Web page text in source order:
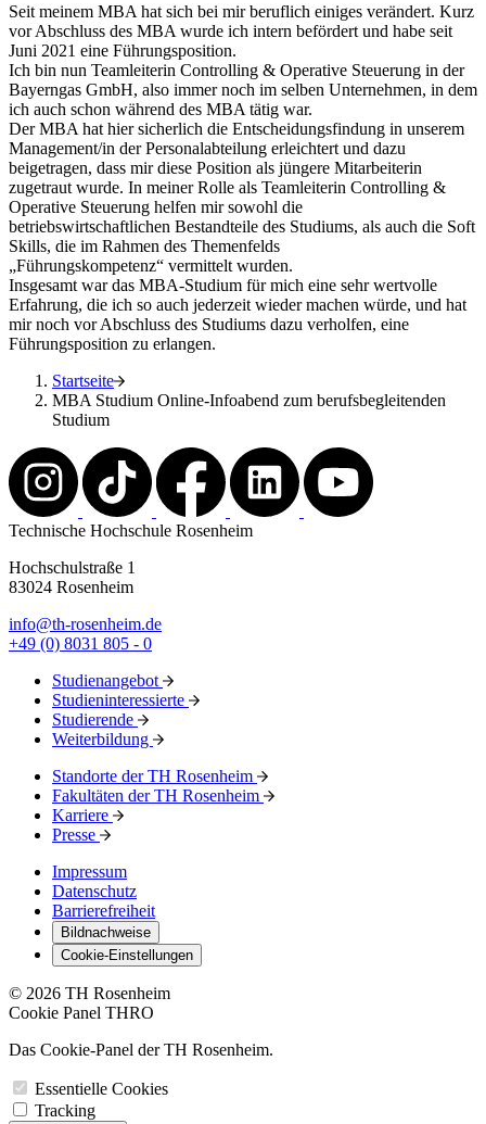
Seit meinem MBA hat sich bei mir beruflich einiges verändert. Kurz
vor Abschluss des MBA wurde ich intern befördert und habe seit
Juni 2021 eine Führungsposition.
Ich bin nun Teamleiterin Controlling & Operative Steuerung in der
Bayerngas GmbH, also immer noch im selben Unternehmen, in dem
ich auch schon während des MBA tätig war.
Der MBA hat hier sicherlich die Entscheidungsfindung in unserem
Management/in der Personalabteilung erleichtert und dazu
beigetragen, dass mir diese Position als jüngere Mitarbeiterin
zugetraut wurde. In meiner Rolle als Teamleiterin Controlling &
Operative Steuerung helfen mir sowohl die
betriebswirtschaftlichen Bestandteile des Studiums, als auch die Soft
Skills, die im Rahmen des Themenfelds
„Führungskompetenz“ vermittelt wurden.
Insgesamt war das MBA‐Studium für mich eine sehr wertvolle
Erfahrung, die ich so auch jederzeit wieder machen würde, und hat
mir noch vor Abschluss des Studiums dazu verholfen, eine
Führungsposition zu erlangen.
Startseite
MBA Studium Online-Infoabend zum berufsbegleitenden
Studium
Technische Hochschule Rosenheim
Hochschulstraße 1
83024 Rosenheim
info@th-rosenheim.de
+49 (0) 8031 805 - 0
Studienangebot
Studieninteressierte
Studierende
Weiterbildung
Standorte der TH Rosenheim
Fakultäten der TH Rosenheim
Karriere
Presse
Impressum
Datenschutz
Barrierefreiheit
Bildnachweise
Cookie-Einstellungen
© 2026 TH Rosenheim
Cookie Panel THRO
Das Cookie-Panel der TH Rosenheim.
Essentielle Cookies
Tracking